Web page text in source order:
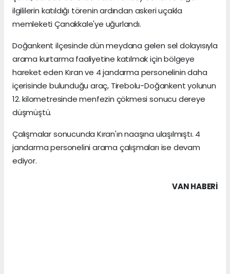
ilgililerin katıldığı törenin ardından askeri uçakla
memleketi Çanakkale'ye uğurlandı.
Doğankent ilçesinde dün meydana gelen sel dolayısıyla
arama kurtarma faaliyetine katılmak için bölgeye
hareket eden Kıran ve 4 jandarma personelinin daha
içerisinde bulunduğu araç, Tirebolu-Doğankent yolunun
12. kilometresinde menfezin çökmesi sonucu dereye
düşmüştü.
Çalışmalar sonucunda Kıran'ın naaşına ulaşılmıştı. 4
jandarma personelini arama çalışmaları ise devam
ediyor.
VAN HABERİ